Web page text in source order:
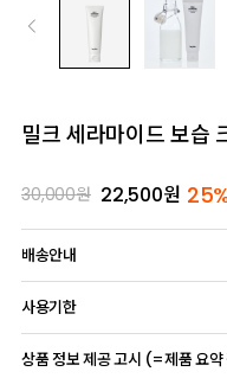
밀크 세라마이드 보습
30,000원 22,500원
배송안내
사용기한
상품 정보 제공 고시 (=제품 요약